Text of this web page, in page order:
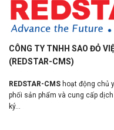
CÔNG TY TNHH SAO ĐỎ
(REDSTAR-CMS)
REDSTAR-CMS hoạt động chủ
phối sản phẩm và cung cấp
ký...